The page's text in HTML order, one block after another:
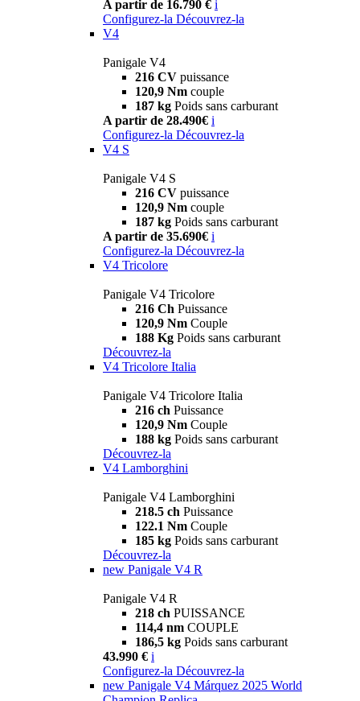
A partir de 16.790 € i
Configurez-la Découvrez-la
V4
Panigale V4
216 CV puissance
120,9 Nm couple
187 kg Poids sans carburant
A partir de 28.490€ i
Configurez-la Découvrez-la
V4 S
Panigale V4 S
216 CV puissance
120,9 Nm couple
187 kg Poids sans carburant
A partir de 35.690€ i
Configurez-la Découvrez-la
V4 Tricolore
Panigale V4 Tricolore
216 Ch Puissance
120,9 Nm Couple
188 Kg Poids sans carburant
Découvrez-la
V4 Tricolore Italia
Panigale V4 Tricolore Italia
216 ch Puissance
120,9 Nm Couple
188 kg Poids sans carburant
Découvrez-la
V4 Lamborghini
Panigale V4 Lamborghini
218.5 ch Puissance
122.1 Nm Couple
185 kg Poids sans carburant
Découvrez-la
new Panigale V4 R
Panigale V4 R
218 ch PUISSANCE
114,4 nm COUPLE
186,5 kg Poids sans carburant
43.990 € i
Configurez-la Découvrez-la
new Panigale V4 Márquez 2025 World